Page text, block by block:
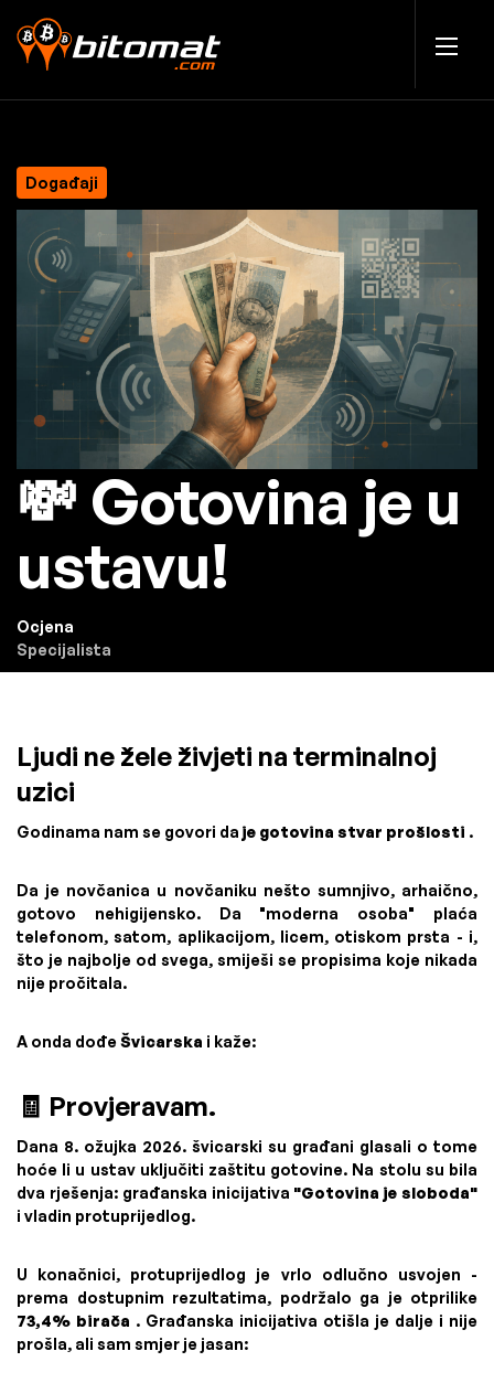
Događaji
💸 Gotovina je u
ustavu!
Ocjena
Specijalista
Ljudi ne žele živjeti na terminalnoj
uzici
Godinama nam se govori da je gotovina stvar prošlosti .
Da je novčanica u novčaniku nešto sumnjivo, arhaično,
gotovo nehigijensko. Da "moderna osoba" plaća
telefonom, satom, aplikacijom, licem, otiskom prsta - i,
što je najbolje od svega, smiješi se propisima koje nikada
nije pročitala.
A onda dođe Švicarska i kaže:
🧾 Provjeravam.
Dana 8. ožujka 2026. švicarski su građani glasali o tome
hoće li u ustav uključiti zaštitu gotovine. Na stolu su bila
dva rješenja: građanska inicijativa "Gotovina je sloboda"
i vladin protuprijedlog.
U konačnici, protuprijedlog je vrlo odlučno usvojen -
prema dostupnim rezultatima, podržalo ga je otprilike
73,4% birača . Građanska inicijativa otišla je dalje i nije
prošla, ali sam smjer je jasan: